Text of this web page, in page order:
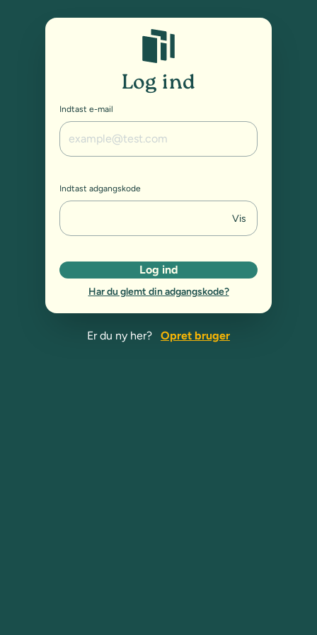
Log ind
Indtast e-mail
Indtast adgangskode
Vis
Log ind
Har du glemt din adgangskode?
Er du ny her? Opret bruger